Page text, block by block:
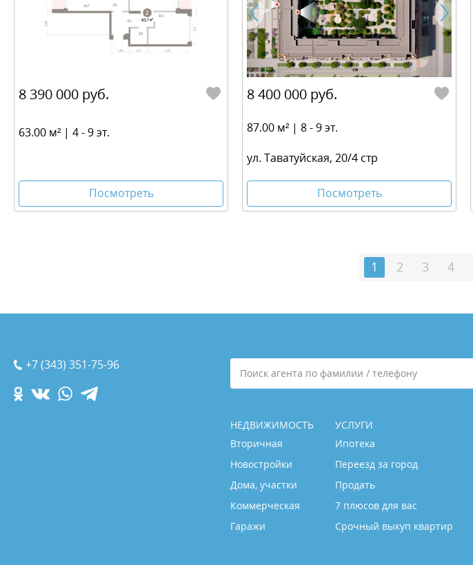
8 390 000 руб.
63.00 м² | 4 - 9 эт.
Посмотреть
8 400 000 руб.
87.00 м² | 8 - 9 эт.
ул. Таватуйская, 20/4 стр
Посмотреть
1 2 3 4
+7 (343) 351-75-96
Поиск агента по фамилии / телефону
НЕДВИЖИМОСТЬ
Вторичная
Новостройки
Дома, участки
Коммерческая
Гаражи
УСЛУГИ
Ипотека
Переезд за город
Продать
7 плюсов для вас
Срочный выкуп квартир